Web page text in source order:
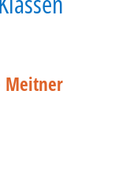
Meitner